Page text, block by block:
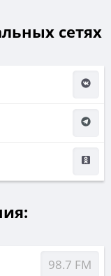
сетях
98.7 FM